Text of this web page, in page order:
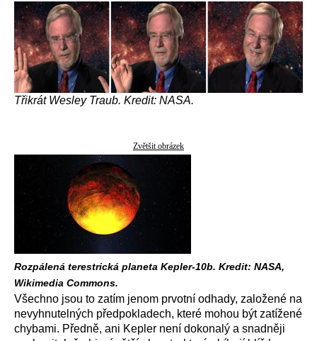
Třikrát Wesley Traub. Kredit: NASA.
Zvětšit obrázek
Rozpálená terestrická planeta Kepler-10b. Kredit: NASA,
Wikimedia Commons.
Všechno jsou to zatím jenom prvotní odhady, založené na
nevyhnutelných předpokladech, které mohou být zatížené
chybami. Předně, ani Kepler není dokonalý a snadněji